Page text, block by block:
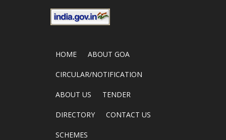
HOME ABOUT GOA
CIRCULAR/NOTIFICATION
ABOUT US TENDER
DIRECTORY CONTACT US
SCHEMES